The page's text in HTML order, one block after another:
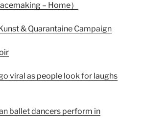
– Home）
& Quarantaine Campaign
viral as people look for laughs
ballet dancers perform in